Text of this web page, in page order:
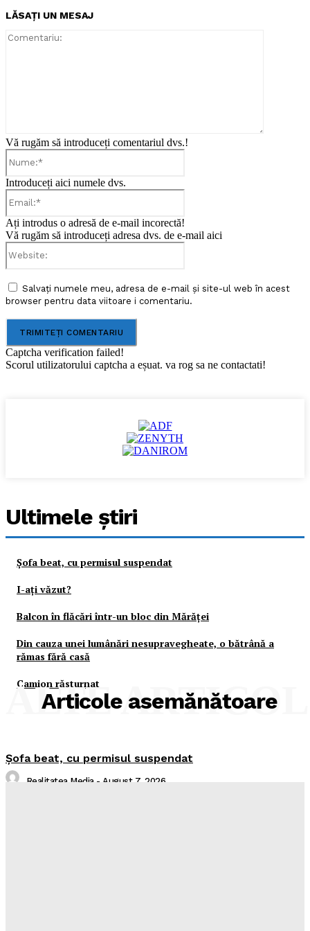
LĂSAȚI UN MESAJ
Vă rugăm să introduceți comentariul dvs.!
Introduceți aici numele dvs.
Ați introdus o adresă de e-mail incorectă!
Vă rugăm să introduceți adresa dvs. de e-mail aici
Salvați numele meu, adresa de e-mail și site-ul web în acest
browser pentru data viitoare i comentariu.
Captcha verification failed!
Scorul utilizatorului captcha a eșuat. va rog sa ne contactati!
Ultimele ştiri
Şofa beat, cu permisul suspendat
I-aţi văzut?
Balcon în flăcări într-un bloc din Mărăţei
Din cauza unei lumânări nesupravegheate, o bătrână a
rămas fără casă
Camion răsturnat
Articole asemănătoare
ALTE
Şofa beat, cu permisul suspendat
Realitatea Media - August 7, 2026